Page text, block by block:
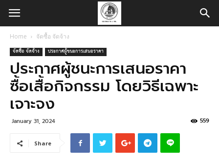
Home จัดซื้อ จัดจ้าง
จัดซื้อ จัดจ้าง ประกาศผู้ชนะการเสนอราคา
ประกาศผู้ชนะการเสนอราคา
ซื้อเสื้อกิจกรรม โดยวิธีเฉพาะ
เจาะจง
January 31, 2024 559
Share